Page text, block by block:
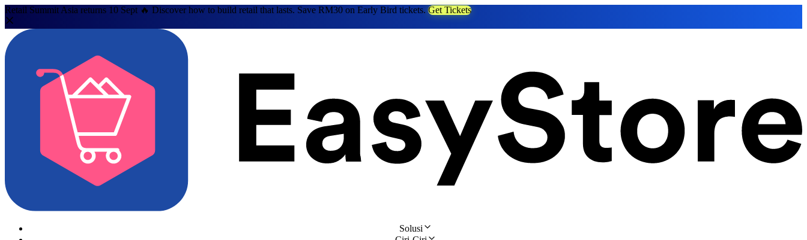
Retail Summit Asia returns 10 Sept 🔥 Discover how to build retail that lasts. Save RM30 on Early Bird tickets. Get Tickets
Solusi